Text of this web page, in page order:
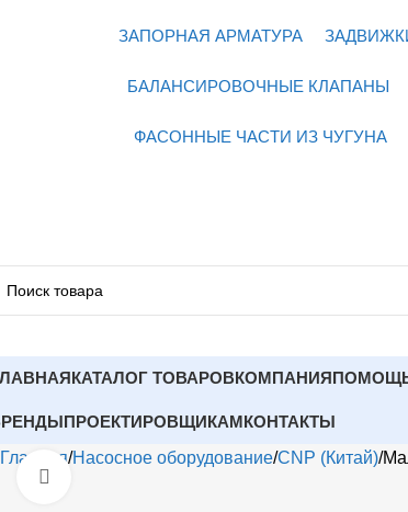
ЗАПОРНАЯ АРМАТУРА
БАЛАНСИРОВОЧНЫЕ КЛАПАНЫ
ФАСОННЫЕ ЧАСТИ ИЗ ЧУГУНА
КАТАЛОГ ТОВАРОВКОМПАНИЯ
ПРОЕКТИРОВЩИКАМКОНТАКТЫ
Главная Насосное оборудование CNP (Китай)